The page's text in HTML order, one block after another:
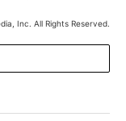
Inc. All Rights Reserved.